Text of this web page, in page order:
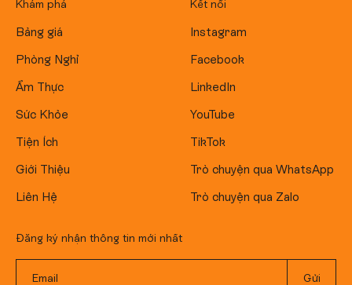
Khám phá
Bảng giá
Phòng Nghỉ
Ẩm Thực
Sức Khỏe
Tiện Ích
Giới Thiệu
Liên Hệ
Kết nối
Instagram
Facebook
LinkedIn
YouTube
TikTok
Trò chuyện qua WhatsApp
Trò chuyện qua Zalo
Đăng ký nhận thông tin mới nhất